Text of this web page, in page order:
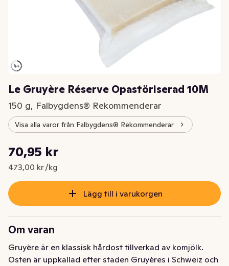
Le Gruyère Réserve Opastöriserad 10M
150 g, Falbygdens® Rekommenderar
Visa alla varor från Falbygdens® Rekommenderar
Nuvarande pris är: 70,95 kr
70,95 kr
473,00 kr /kg
Styckpris: 473,00 kr /kg
Lägg till i varukorgen
Om varan
Gruyère är en klassisk hårdost tillverkad av komjölk.
Osten är uppkallad efter staden Gruyères i Schweiz och